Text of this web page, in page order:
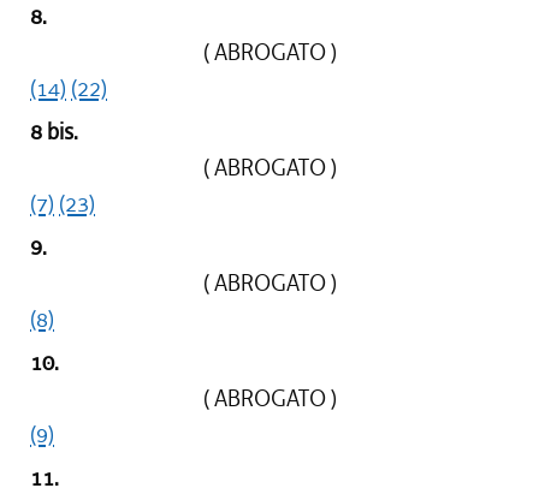
8.
( ABROGATO )
(14) (22)
8 bis.
( ABROGATO )
(7) (23)
9.
( ABROGATO )
(8)
10.
( ABROGATO )
(9)
11.